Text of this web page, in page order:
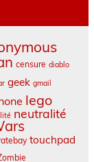
censure diablo
geek gmail
lego
neutralité
touchpad